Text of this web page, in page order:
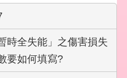
暫時全失能」之傷害損失
要如何填寫?